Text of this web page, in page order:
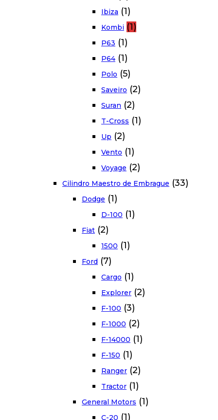
Ibiza (1)
Kombi (1)
P63 (1)
P64 (1)
Polo (5)
Saveiro (2)
Suran (2)
T-Cross (1)
Up (2)
Vento (1)
Voyage (2)
Cilindro Maestro de Embrague (33)
Dodge (1)
D-100 (1)
Fiat (2)
1500 (1)
Ford (7)
Cargo (1)
Explorer (2)
F-100 (3)
F-1000 (2)
F-14000 (1)
F-150 (1)
Ranger (2)
Tractor (1)
General Motors (1)
C-20 (1)